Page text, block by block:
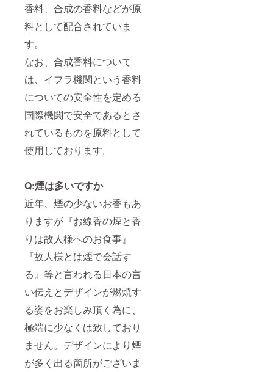
香料、合成の香料などが原
料として配合されていま
す。
なお、合成香料について
は、イフラ機関という香料
についての安全性を定める
国際機関で安全であるとさ
れているものを原料として
使用しております。
Q:煙は多いですか
近年、煙の少ないお香もあ
りますが『お線香の煙と香
りは故人様へのお食事』
『故人様とは煙で会話す
る』等と言われる日本の言
い伝えとデザインが燃焼す
る姿をお楽しみ頂く為に、
極端に少なくは致しており
ません。デザインにより煙
が多く出る箇所がございま